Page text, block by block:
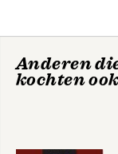
Anderen
kochten